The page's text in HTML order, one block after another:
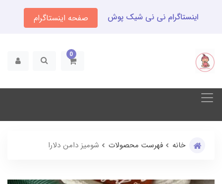
اینستاگرام نی نی شیک پوش صفحه اینستاگرام
0
خانه فهرست محصولات شومیز دامن دلارا